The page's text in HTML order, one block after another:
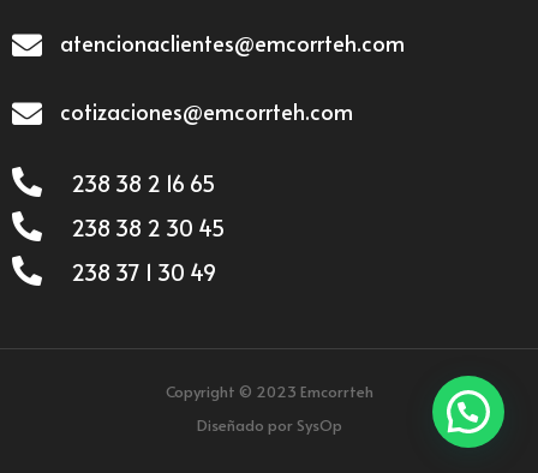
atencionaclientes@emcorrteh.com
cotizaciones@emcorrteh.com
238 38 2 16 65
238 38 2 30 45
238 37 1 30 49
Copyright © 2023 Emcorrteh
Diseñado por SysOp